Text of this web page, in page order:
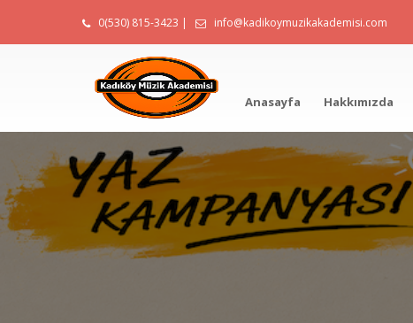
0(530) 815-3423 | info@kadikoymuzikakademisi.com
Anasayfa Hakkımızda